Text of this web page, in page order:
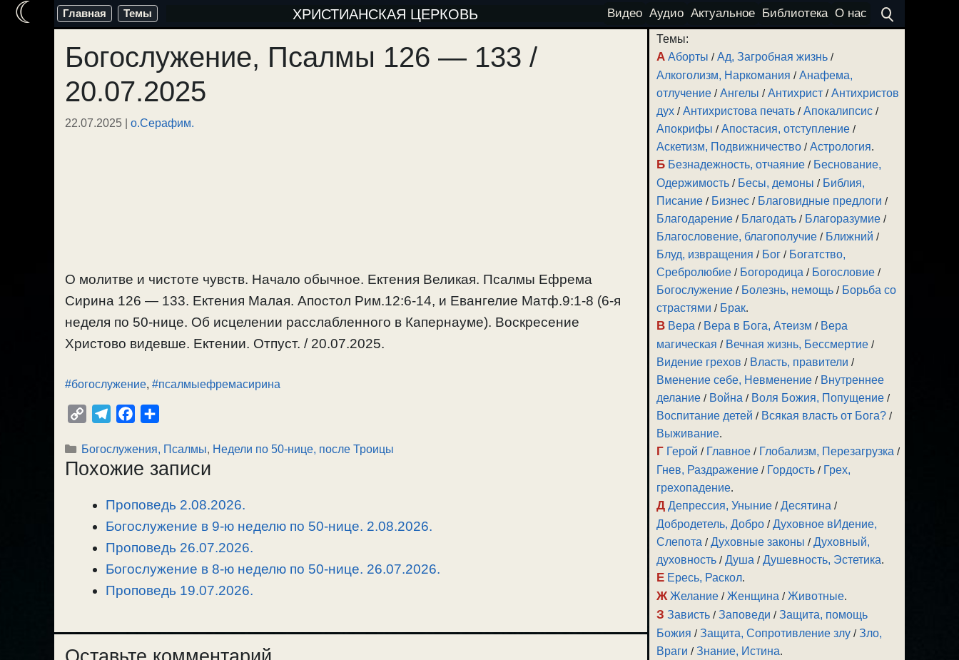
Перейти
содержимому
Главная Темы ХРИСТИАНСКАЯ ЦЕРКОВЬ Видео Аудио Актуальное Библиотека О нас
Богослужение, Псалмы 126 — 133 /
20.07.2025
22.07.2025 | о.Серафим.
О молитве и чистоте чувств. Начало обычное. Ектения Великая. Псалмы Ефрема
Сирина 126 — 133. Ектения Малая. Апостол Рим.12:6-14, и Евангелие Матф.9:1-8 (6-я
неделя по 50-нице. Об исцелении расслабленного в Капернауме). Воскресение
Христово видевше. Ектении. Отпуст. / 20.07.2025.
#богослужение, #псалмыефремасирина
p
y
l
e
a
m
c
e
o
o
k
п
р
в
и
т
Рубрики
Богослужения, Псалмы, Недели по 50-нице, после Троицы
Похожие записи
Проповедь 2.08.2026.
Богослужение в 9-ю неделю по 50-нице. 2.08.2026.
Проповедь 26.07.2026.
Богослужение в 8-ю неделю по 50-нице. 26.07.2026.
Проповедь 19.07.2026.
Темы:
А Аборты /Ад, Загробная жизнь /
Алкоголизм, Наркомания /Анафема,
отлучение /Ангелы /Антихрист /Антихристов
дух /Антихристова печать /Апокалипсис /
Апокрифы /Апостасия, отступление /
Аскетизм, Подвижничество /Астрология.
Б Безнадежность, отчаяние / Беснование,
Одержимость / Бесы, демоны / Библия,
Писание / Бизнес / Благовидные предлоги /
Благодарение / Благодать / Благоразумие /
Благословение, благополучие / Ближний /
Блуд, извращения / Бог / Богатство,
Сребролюбие / Богородица / Богословие /
Богослужение / Болезнь, немощь / Борьба со
страстями / Брак.
В Вера / Вера в Бога, Атеизм / Вера
магическая / Вечная жизнь, Бессмертие /
Видение грехов / Власть, правители /
Вменение себе, Невменение / Внутреннее
делание / Война / Воля Божия, Попущение /
Воспитание детей / Всякая власть от Бога? /
Выживание.
Г Герой / Главное / Глобализм, Перезагрузка /
Гнев, Раздражение / Гордость / Грех,
грехопадение.
Д Депрессия, Уныние /Десятина /
Добродетель, Добро /Духовное вИдение,
Слепота /Духовные законы /Духовный,
духовность /Душа /Душевность, Эстетика.
Е Ересь, Раскол.
Ж Желание /Женщина /Животные.
З Зависть /Заповеди /Защита, помощь
Божия /Защита, Сопротивление злу /Зло,
Враги /Знание, Истина.
☾